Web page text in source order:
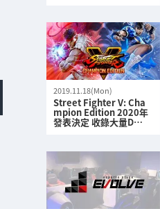
2019.11.18(Mon)
Street Fighter V: Cha
mpion Edition 2020年
發表決定 收錄大量D…